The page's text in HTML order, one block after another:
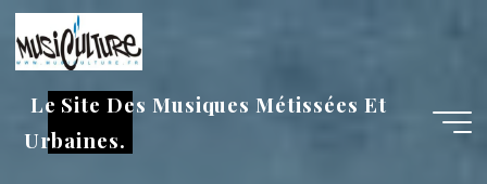
Aller
au
contenu
Le Site Des Musiques Métissées Et
Urbaines.